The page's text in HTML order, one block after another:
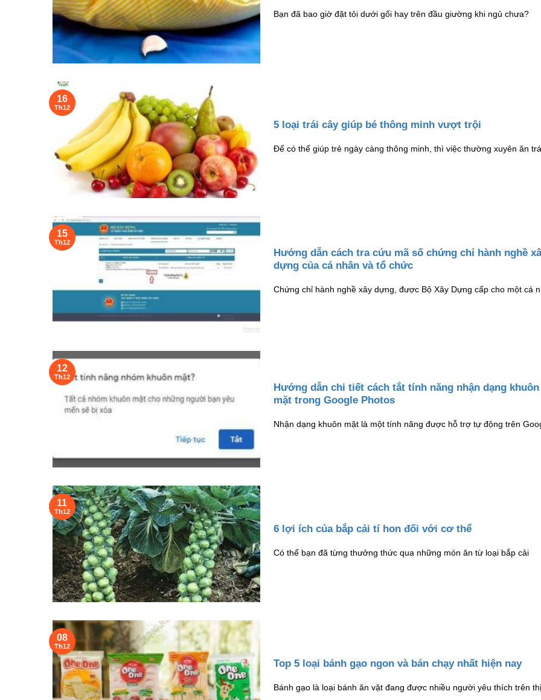
Bạn đã bao giờ đặt tỏi dưới gối hay trên đầu giường khi ngủ chưa?
5 loại trái cây giúp bé thông minh vượt trội
Để có thể giúp trẻ ngày càng thông minh, thì việc thường xuyên ăn
16
Th12
Hướng dẫn cách tra cứu mã số chứng chỉ hành nghề
dựng của cá nhân và tổ chức
Chứng chỉ hành nghề xây dựng, được Bộ Xây Dựng cấp cho một cá
15
Th12
Hướng dẫn chi tiết cách tắt tính năng nhận dạng khuôn
mặt trong Google Photos
Nhận dạng khuôn mặt là một tính năng được hỗ trợ tự động trên
12
Th12
6 lợi ích của bắp cải tí hon đối với cơ thể
Có thể bạn đã từng thưởng thức qua những món ăn từ loại bắp cải
11
Th12
Top 5 loại bánh gạo ngon và bán chạy nhất hiện nay
Bánh gạo là loại bánh ăn vặt đang được nhiều người yêu thích trên thị
08
Th12